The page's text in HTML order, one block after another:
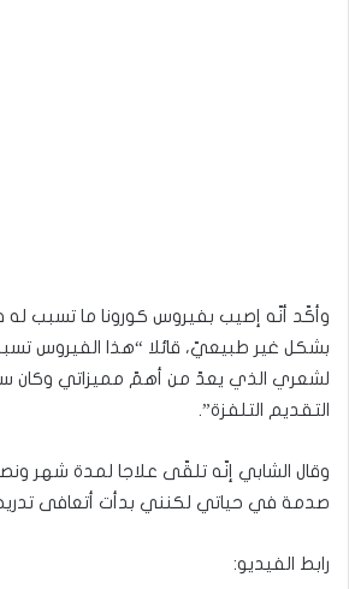
وأكّد أنّه إصيب بفيروس كورونا ما تسبب
بشكل غير طبيعيّ، قائلا “هذا الفيروس
لشعري الذي يعدّ من أهمّ مميزاتي وكان
التقديم التلفزة”.
وقال الشابي إنّه تلقّى علاجا لمدة شهر
صدمة في حياتي لكنني بدأت أتعافى
رابط الفيديو: